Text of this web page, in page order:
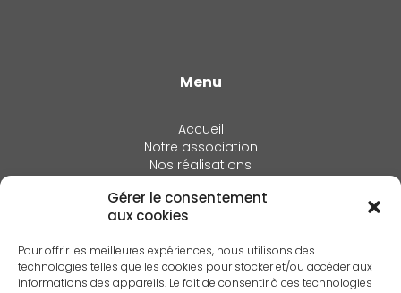
Gérer le consentement
aux cookies
Pour offrir les meilleures expériences, nous utilisons des
technologies telles que les cookies pour stocker et/ou accéder aux
informations des appareils. Le fait de consentir à ces technologies
Menu
Accueil
Notre association
Nos réalisations
Adhérer
Annuaire
Contact